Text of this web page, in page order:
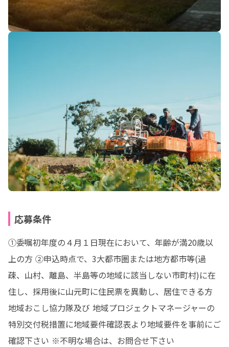
応募条件
①委嘱初年度の４月１日現在において、年齢が満20歳以
上の方 ②申込時点で、3大都市圏または地方都市等(過
疎、山村、離島、半島等の地域に該当しない市町村)に在
住し、採用後に山元町に住⺠票を異動し、居住できる方
地域おこし協力隊及び 地域プロジェクトマネージャーの
特別交付税措置に地域要件確認表より地域要件を事前にご
確認下さい ※不明な場合は、お問合せ下さい